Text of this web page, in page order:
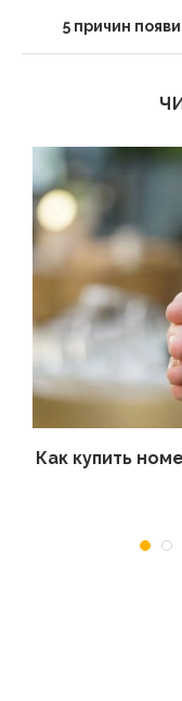
5 причин
Как купить